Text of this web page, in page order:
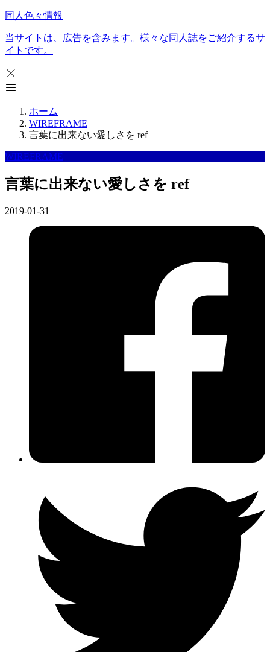
同人色々情報
当サイトは、広告を含みます。様々な同人誌をご紹介するサ
イトです。
ホーム
WIREFRAME
言葉に出来ない愛しさを ref
WIREFRAME
言葉に出来ない愛しさを ref
2019-01-31